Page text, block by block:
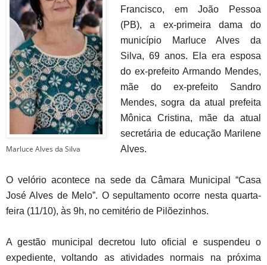
Marluce Alves da Silva
Francisco, em João Pessoa
(PB), a ex-primeira dama do
município Marluce Alves da
Silva, 69 anos. Ela era esposa
do ex-prefeito Armando Mendes,
mãe do ex-prefeito Sandro
Mendes, sogra da atual prefeita
Mônica Cristina, mãe da atual
secretária de educação Marilene
Alves.
O velório acontece na sede da Câmara Municipal “Casa
José Alves de Melo”. O sepultamento ocorre nesta quarta-
feira (11/10), às 9h, no cemitério de Pilõezinhos.
A gestão municipal decretou luto oficial e suspendeu o
expediente, voltando as atividades normais na próxima